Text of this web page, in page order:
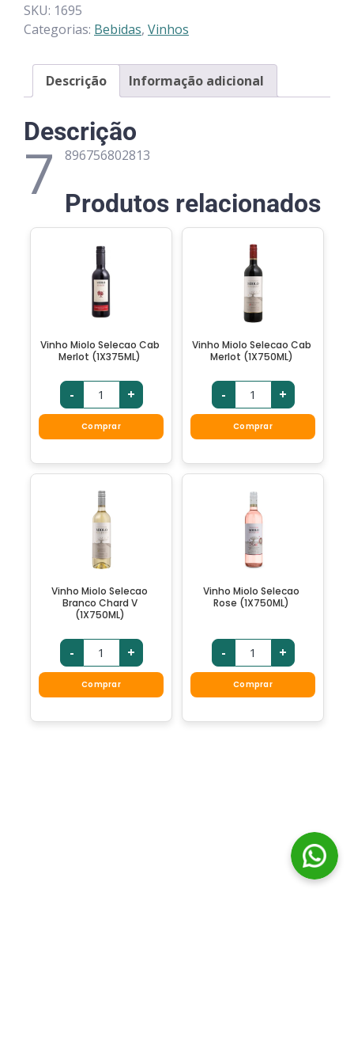
SKU: 1695
Categorias: Bebidas, Vinhos
Descrição Informação adicional
Descrição
7 896756802813
Produtos relacionados
Vinho Miolo Selecao Cab
Merlot (1X375ML)
- +
Comprar
Vinho Miolo Selecao Cab
Merlot (1X750ML)
- +
Comprar
Vinho Miolo Selecao
Branco Chard V
(1X750ML)
- +
Comprar
Vinho Miolo Selecao
Rose (1X750ML)
- +
Comprar